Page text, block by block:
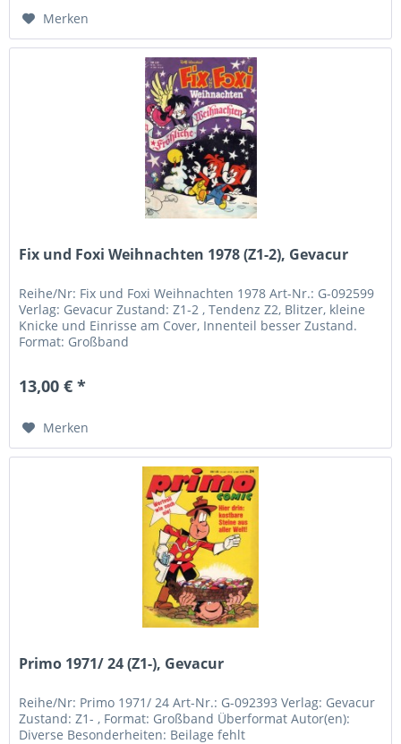
Merken
Fix und Foxi Weihnachten 1978 (Z1-2), Gevacur
Reihe/Nr: Fix und Foxi Weihnachten 1978 Art-Nr.: G-092599
Verlag: Gevacur Zustand: Z1-2 , Tendenz Z2, Blitzer, kleine
Knicke und Einrisse am Cover, Innenteil besser Zustand.
Format: Großband
13,00 € *
Merken
Primo 1971/ 24 (Z1-), Gevacur
Reihe/Nr: Primo 1971/ 24 Art-Nr.: G-092393 Verlag: Gevacur
Zustand: Z1- , Format: Großband Überformat Autor(en):
Diverse Besonderheiten: Beilage fehlt